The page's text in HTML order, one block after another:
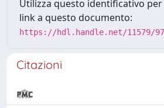
Utilizza questo identificativo
link a questo documento:
https://hdl.handle.net/11579/
Citazioni